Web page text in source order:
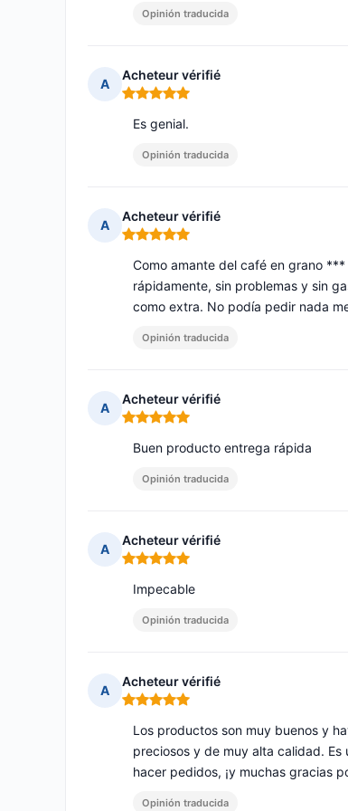
Opinión traducida
A
Acheteur vérifié
Nota: 5 de 5
Es genial.
Opinión traducida
A
Acheteur vérifié
Nota: 5 de 5
Como amante del café en grano
rápidamente, sin problemas y sin
como extra. No podía pedir nada
Opinión traducida
A
Acheteur vérifié
Nota: 5 de 5
Buen producto entrega rápida
Opinión traducida
A
Acheteur vérifié
Nota: 5 de 5
Impecable
Opinión traducida
A
Acheteur vérifié
Nota: 5 de 5
Los productos son muy buenos y
preciosos y de muy alta calidad.
hacer pedidos, ¡y muchas gracias
Opinión traducida